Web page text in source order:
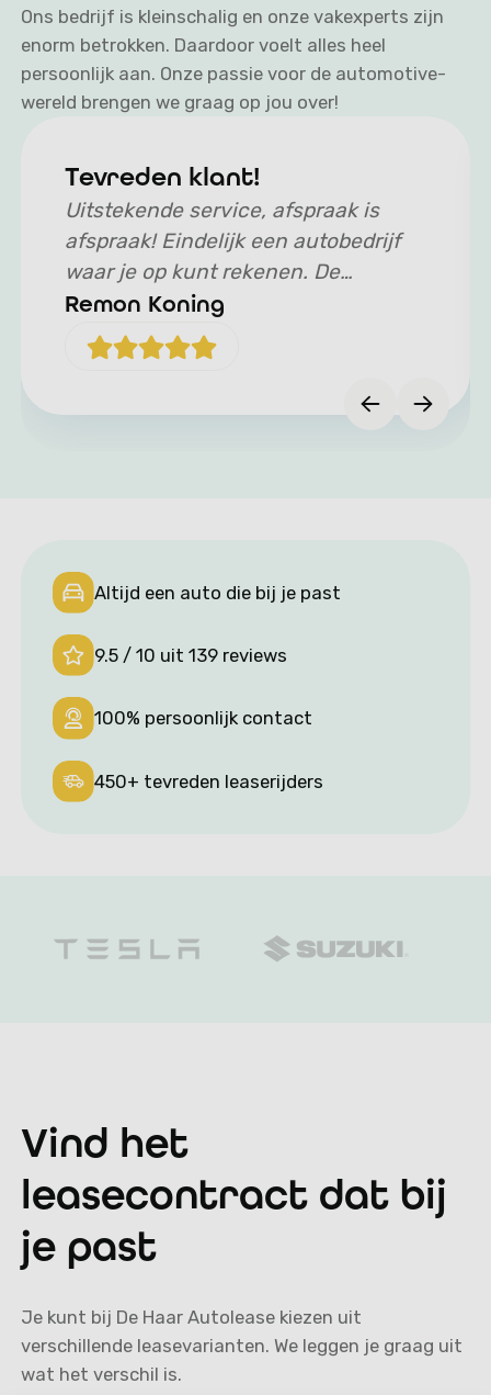
Ons bedrijf is kleinschalig en onze vakexperts zijn
enorm betrokken. Daardoor voelt alles heel
persoonlijk aan. Onze passie voor de automotive-
wereld brengen we graag op jou over!
Tevreden klant!
Uitstekende service, afspraak is
afspraak! Eindelijk een autobedrijf
waar je op kunt rekenen. De
monteurs zijn vakkundig en de
verkoop verliep persoonlijk en
professioneel. Auto werd op tijd
Remon Koning
Altijd een auto die bij je past
9.5 / 10 uit 139 reviews
100% persoonlijk contact
450+ tevreden leaserijders
Vind het
leasecontract dat bij
je past
Je kunt bij De Haar Autolease kiezen uit
verschillende leasevarianten. We leggen je graag uit
wat het verschil is.